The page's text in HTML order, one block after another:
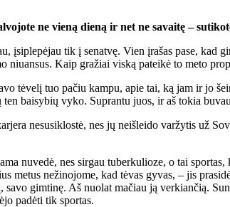
ne vieną dieną ir net ne savaitę –
įsiplepėjau tik į senatvę. Vien įrašas pase, kad
niuansus. Kaip gražiai viską pateikė to meto
tėvelį tuo pačiu kampu, apie tai, ką jam ir jo
baisybių vyko. Suprantu juos, ir aš tokia
nesusiklostė, nes jų neišleido varžytis už
nuvedė, nes sirgau tuberkulioze, o tai
metus nežinojome, kad tėvas gyvas, – jis
gimtinę. Aš nuolat mačiau ją verkiančią.
padėti tik sportas.